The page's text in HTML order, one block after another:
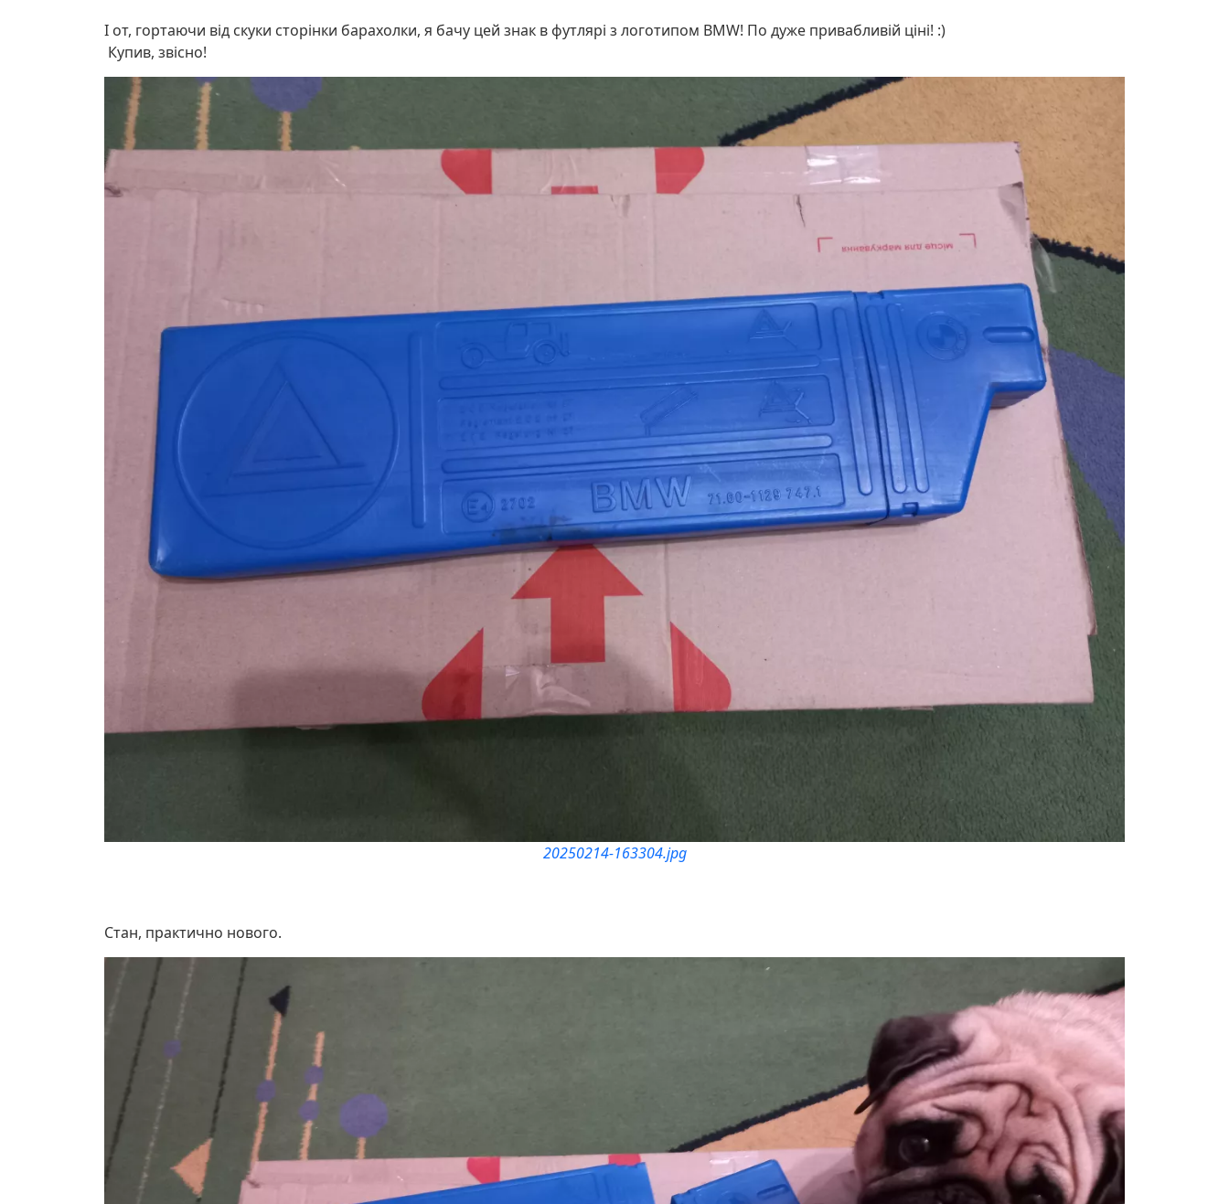
І от, гортаючи від скуки сторінки барахолки, я бачу цей знак в футлярі з логотипом BMW! По дуже привабливій ціні! :)
Купив, звісно!
20250214-163304.jpg
Стан, практично нового.